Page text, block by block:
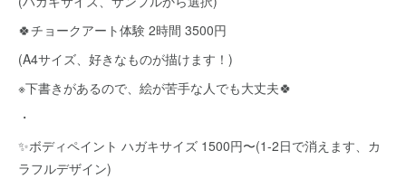
🍀チョークアート体験 2時間 3500円
(A4サイズ、好きなものが描けます！)
※下書きがあるので、絵が苦手な人でも大丈夫🍀
・
✨ボディペイント ハガキサイズ 1500円〜(1-2日で消えます、カ
ラフルデザイン)